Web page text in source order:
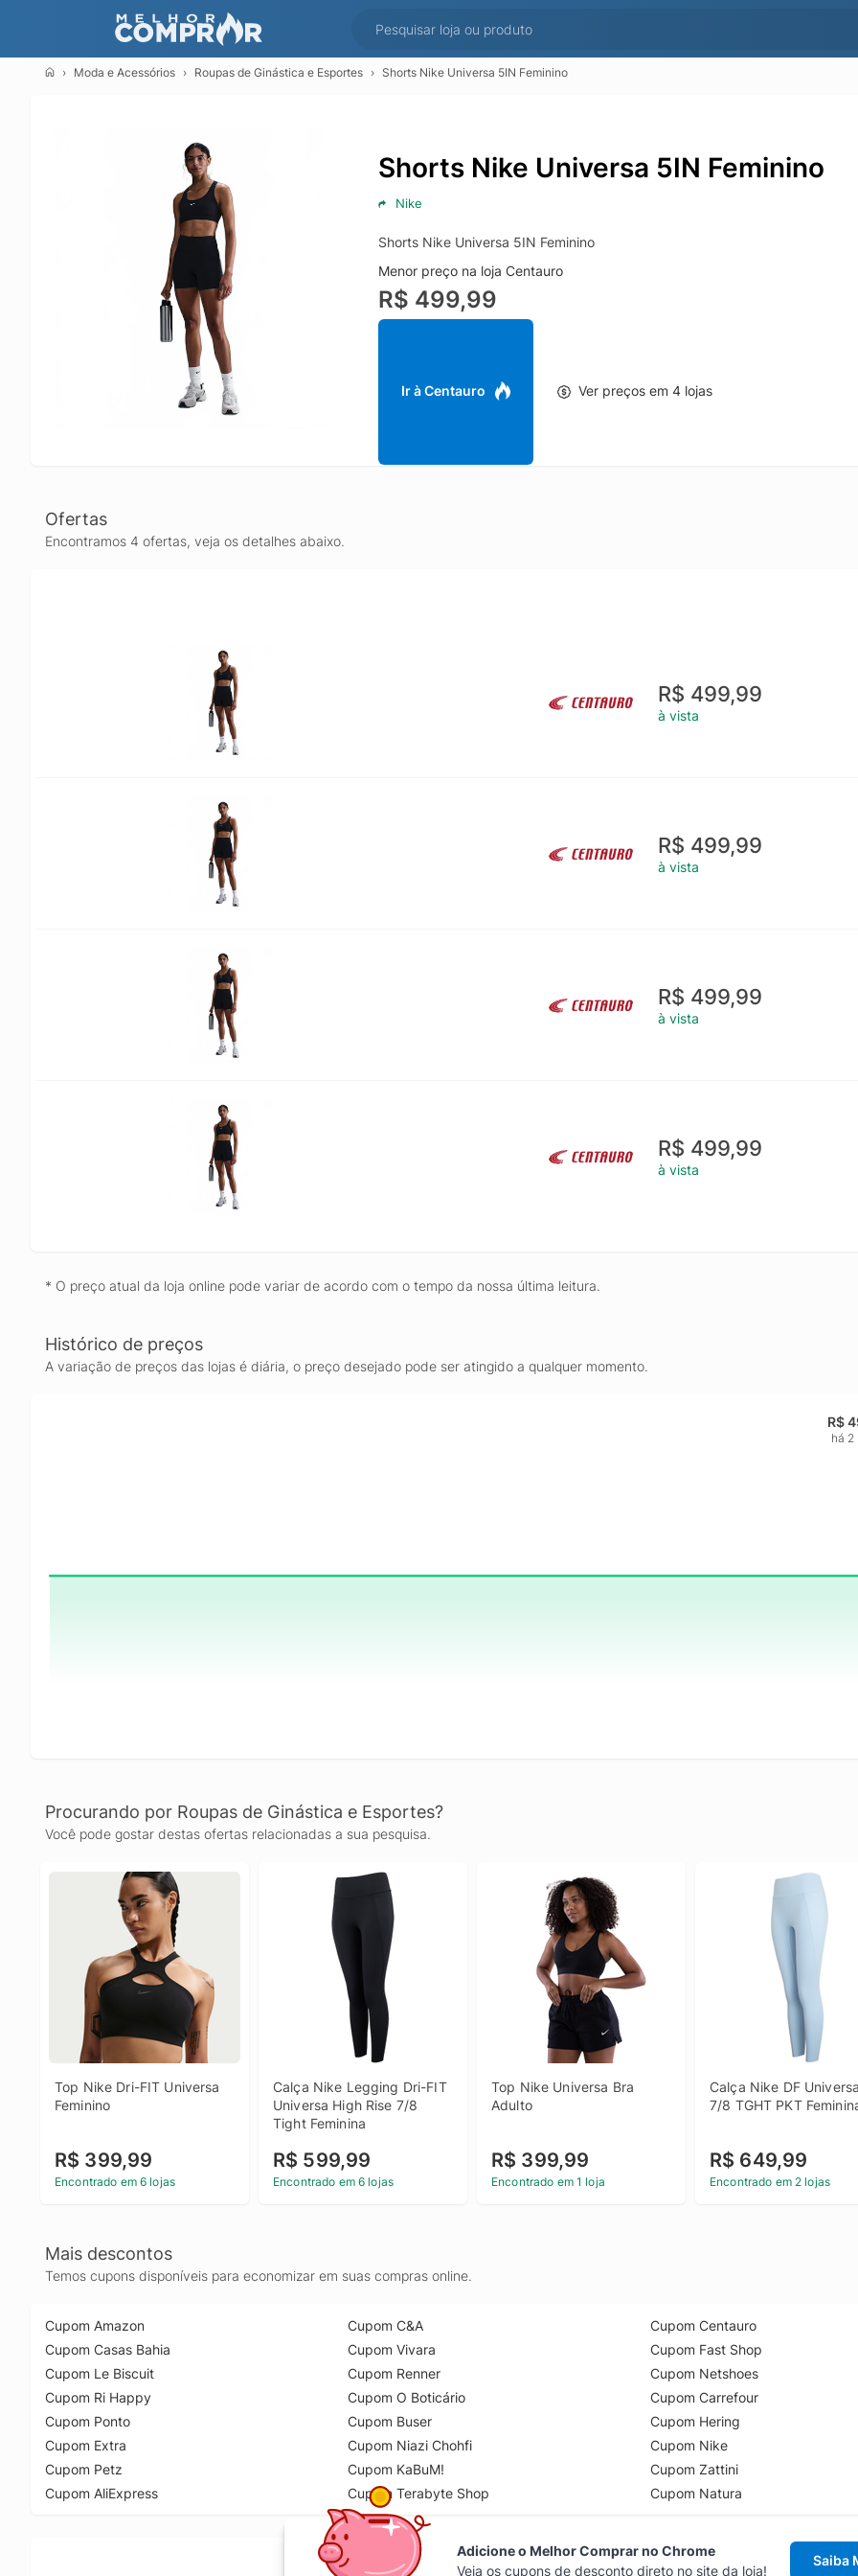
Moda e Acessórios Roupas de Ginástica e Esportes Shorts Nike Universa 5IN Feminino
Shorts Nike Universa 5IN Feminino
Nike
Shorts Nike Universa 5IN Feminino
Menor preço na loja Centauro
R$ 499,99
Ir à Centauro Ver preços em 4 lojas
Ofertas
Encontramos 4 ofertas, veja os detalhes abaixo.
R$ 499,99
à vista
R$ 499,99
à vista
R$ 499,99
à vista
R$ 499,99
à vista
* O preço atual da loja online pode variar de acordo com o tempo da nossa última leitura.
Histórico de preços
A variação de preços das lojas é diária, o preço desejado pode ser atingido a qualquer momento.
R$
há 2
Procurando por Roupas de Ginástica e Esportes?
Você pode gostar destas ofertas relacionadas a sua pesquisa.
Top Nike Dri-FIT Universa
Feminino
R$ 399,99
Encontrado em 6 lojas
Calça Nike Legging Dri-FIT
Universa High Rise 7/8
Tight Feminina
R$ 599,99
Encontrado em 6 lojas
Top Nike Universa Bra
Adulto
R$ 399,99
Encontrado em 1 loja
Calça Nike DF
7/8 TGHT PKT
R$ 649,99
Encontrado em 2 lojas
Mais descontos
Temos cupons disponíveis para economizar em suas compras online.
Cupom Amazon
Cupom Casas Bahia
Cupom Le Biscuit
Cupom Ri Happy
Cupom Ponto
Cupom Extra
Cupom Petz
Cupom AliExpress
Cupom C&A
Cupom Vivara
Cupom Renner
Cupom O Boticário
Cupom Buser
Cupom Niazi Chohfi
Cupom KaBuM!
Cupom Terabyte Shop
Cupom Centauro
Cupom Fast Shop
Cupom Netshoes
Cupom Carrefour
Cupom Hering
Cupom Nike
Cupom Zattini
Cupom Natura
Adicione o Melhor Comprar no Chrome
Veja os cupons de desconto direto no site da loja!
Saiba